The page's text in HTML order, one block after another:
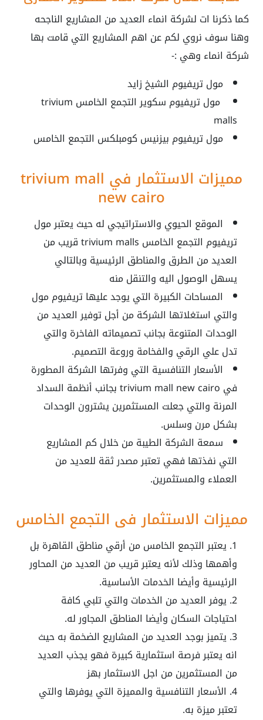
كما ذكرنا ات لشركة انماء العديد من المشاريع الناجحه
وهنا سوف نروي لكم عن اهم المشاريع التي قامت بها
شركة انماء وهي :-
مول تريفيوم الشيخ زايد
مول تريفيوم سكوير التجمع الخامس trivium
malls
مول تريفيوم بيزنيس كومبلكس التجمع الخامس
مميزات الاستثمار في trivium mall
new cairo
الموقع الحيوي والاستراتيجي له حيث يعتبر مول
تريفيوم التجمع الخامس trivium mallsقريب من
العديد من الطرق والمناطق الرئيسية وبالتالي
يسهل الوصول اليه والتنقل منه
المساحات الكبيرة التي يوجد عليهاتريفيوم مول
والتي استغلاتها الشركة من أجل توفير العديد من
الوحدات المتنوعة بجانب تصميماته الفاخرة والتي
تدل علي الرقي والفخامة وروعة التصميم.
الأسعار التنافسية التي وفرتها الشركة المطورة
في trivium mall new cairoبجانب أنظمة السداد
المرنة والتي جعلت المستثمرين يشترون الوحدات
بشكل مرن وسلس.
سمعة الشركة الطيبة من خلال كم المشاريع
التي نفذتها فهي تعتبر مصدر ثقة للعديد من
العملاء والمستثمرين.
مميزات الاستثمار في التجمع الخامس
يعتبر التجمع الخامس من أرقي مناطق القاهرة بل
وأهمها وذلك لأنه يعتبر قريب من العديد من المحاور
الرئيسية وأيضا الخدمات الأساسية.
يوفر العديد من الخدمات والتي تلبي كافة
احتياجات السكان وأيضا المناطق المجاور له.
يتميز بوجد العديد من المشاريع الضخمة به حيث
انه يعتبر فرصة استثمارية كبيرة فهو يجذب العديد
من المستثمرين من اجل الاستثمار بهز
الأسعار التنافسية والمميزة التي يوفرها والتي
تعتبر ميزة به.